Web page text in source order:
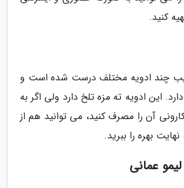
کنید.
چند ادویه مختلف درست شده است و
این ادویه ته مزه تلخ دارد ولی اگر به
آن را مصرف کنید، می توانید هم از
بهره را ببرید.